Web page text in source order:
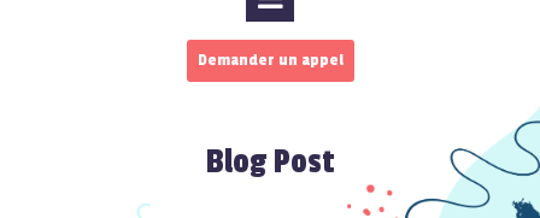
Demander un appel
Blog Post